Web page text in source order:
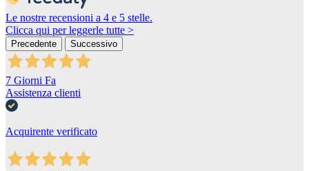
Le nostre recensioni a 4 e 5 stelle.
Clicca qui per leggerle tutte >
Precedente Successivo
7 Giorni Fa
Assistenza clienti
Acquirente verificato